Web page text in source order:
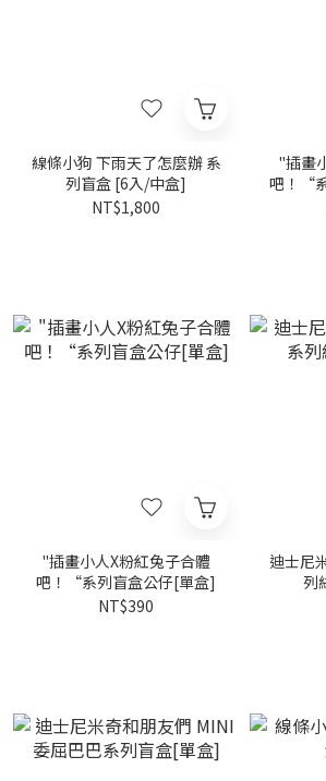
線條小狗 下雨天了怎麼辦 系
列盲盒 [6入/中盒]
NT$1,800
"插畫
吧！“
"插畫小人X粉紅兔子合體
吧！“系列盲盒公仔[單盒]
NT$390
迪士尼
列